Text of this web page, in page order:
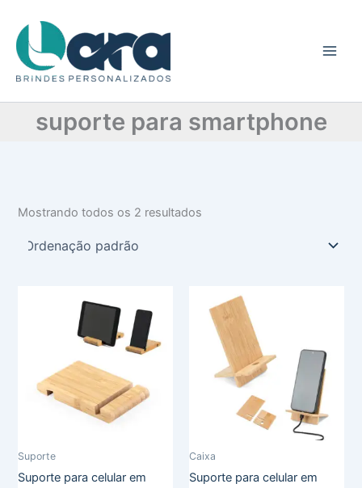
para
conteúdo
suporte para smartphone
t
e
r
Mostrando todos os 2 resultados
Suporte
Suporte para celular em
Caixa
Suporte para celular em